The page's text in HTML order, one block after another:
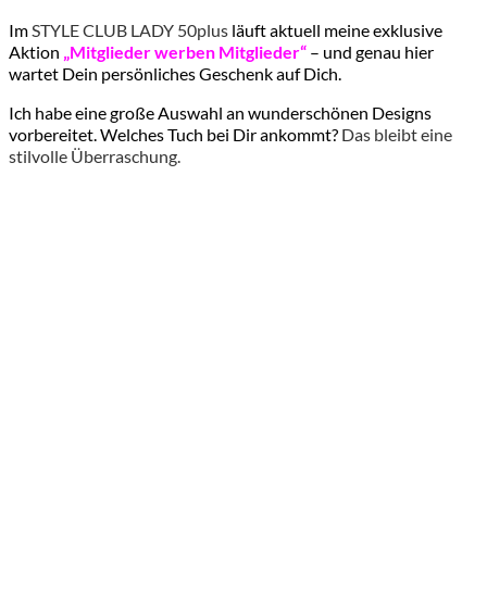
ImSTYLE CLUB LADY 50plus läuft aktuell meine exklusive
Aktion „Mitglieder werben Mitglieder“ – und genau hier
wartet Dein persönliches Geschenk auf Dich.
Ich habe eine große Auswahl an wunderschönen Designs
vorbereitet. Welches Tuch bei Dir ankommt? Das bleibt eine
stilvolle Überraschung.